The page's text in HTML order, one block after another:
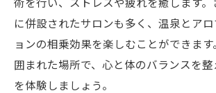
に併設されたサロンも多く、温泉とア
ョンの相乗効果を楽しむことができま
囲まれた場所で、心と体のバランスを
を体験しましょう。